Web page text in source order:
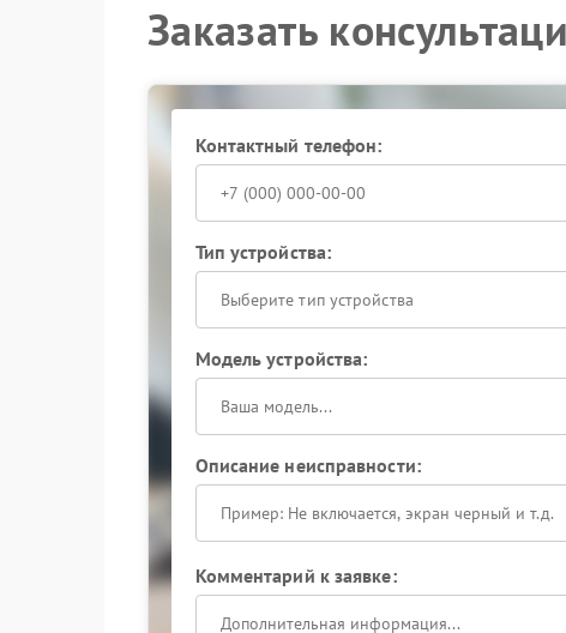
Заказать
Контактный телефон:
Тип устройства:
Выберите тип устройства
Модель устройства:
Описание неисправности:
Комментарий к заявке: